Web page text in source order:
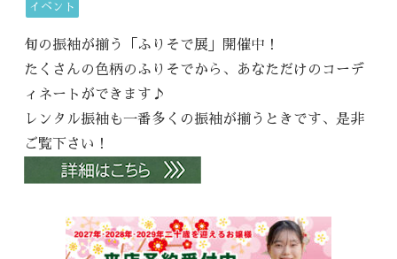
イベント
旬の振袖が揃う「ふりそで展」開催中！
たくさんの色柄のふりそでから、あなただけのコーデ
ィネートができます♪
レンタル振袖も一番多くの振袖が揃うときです、是非
ご覧下さい！